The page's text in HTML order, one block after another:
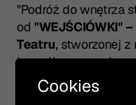
"Podróż do wnętrza
od "WEJŚCIÓWKI" –
Teatru, stworzonej
i wspólnym
warsztatów i
teatru.Cookies